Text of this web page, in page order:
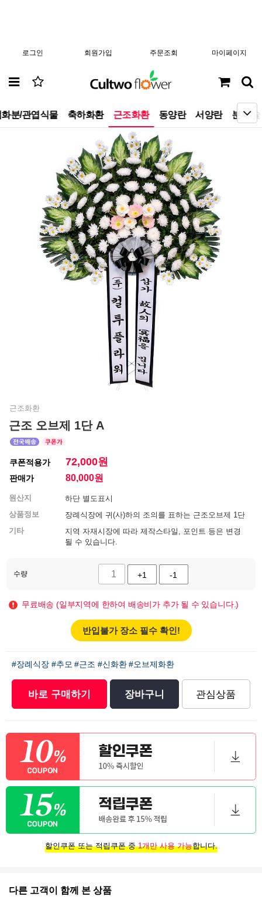
로그인 회원가입 주문조회 마이페이지
분/관엽식물 축하화환 근조화환 동양란 서양란 분재/
근조화환
근조 오브제 1단 A
쿠폰적용가 72,000원
판매가 80,000원
원산지
하단 별도표시
상품정보
장례식장에 귀(사)하의 조의를 표하는 근조오브제 1단
기타
지역 자재시장에 따라 제작스타일, 포인트 등은 변경
될 수 있습니다.
수량 +1 -1
무료배송 (일부지역에 한하여 배송비가 추가 될 수 있습니다.)
반입불가 장소 필수 확인!
#장례식장 #추모 #근조 #신화환 #오브제화환
바로 구매하기 장바구니 관심상품
할인쿠폰 또는 적립쿠폰 중1개만 사용 가능합니다.
다른 고객이 함께 본 상품